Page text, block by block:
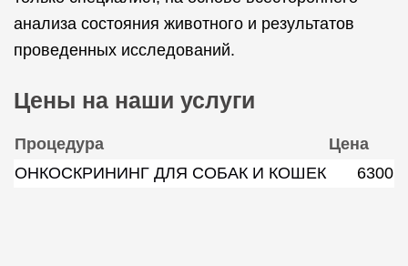
анализа состояния животного и результатов
проведенных исследований.
Цены на наши услуги
Процедура
Цена
ОНКОСКРИНИНГ ДЛЯ СОБАК И КОШЕК
6300